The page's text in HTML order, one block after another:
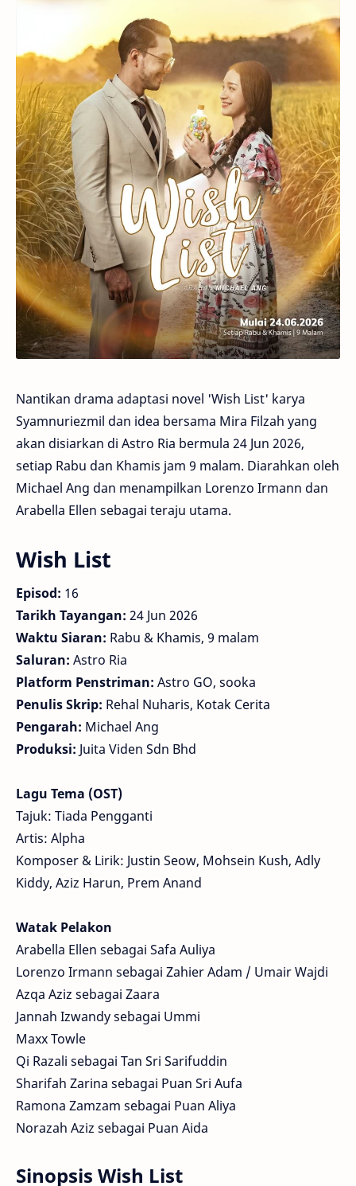
Nantikan drama adaptasi novel 'Wish List' karya
Syamnuriezmil dan idea bersama Mira Filzah yang
akan disiarkan di Astro Ria bermula 24 Jun 2026,
setiap Rabu dan Khamis jam 9 malam. Diarahkan oleh
Michael Ang dan menampilkan Lorenzo Irmann dan
Arabella Ellen sebagai teraju utama.
Wish List
Episod: 16
Tarikh Tayangan: 24 Jun 2026
Waktu Siaran: Rabu & Khamis, 9 malam
Saluran: Astro Ria
Platform Penstriman: Astro GO, sooka
Penulis Skrip: Rehal Nuharis, Kotak Cerita
Pengarah: Michael Ang
Produksi: Juita Viden Sdn Bhd
Lagu Tema (OST)
Tajuk: Tiada Pengganti
Artis: Alpha
Komposer & Lirik: Justin Seow, Mohsein Kush, Adly
Kiddy, Aziz Harun, Prem Anand
Watak Pelakon
Arabella Ellen sebagai Safa Auliya
Lorenzo Irmann sebagai Zahier Adam / Umair Wajdi
Azqa Aziz sebagai Zaara
Jannah Izwandy sebagai Ummi
Maxx Towle
Qi Razali sebagai Tan Sri Sarifuddin
Sharifah Zarina sebagai Puan Sri Aufa
Ramona Zamzam sebagai Puan Aliya
Norazah Aziz sebagai Puan Aida
Sinopsis Wish List